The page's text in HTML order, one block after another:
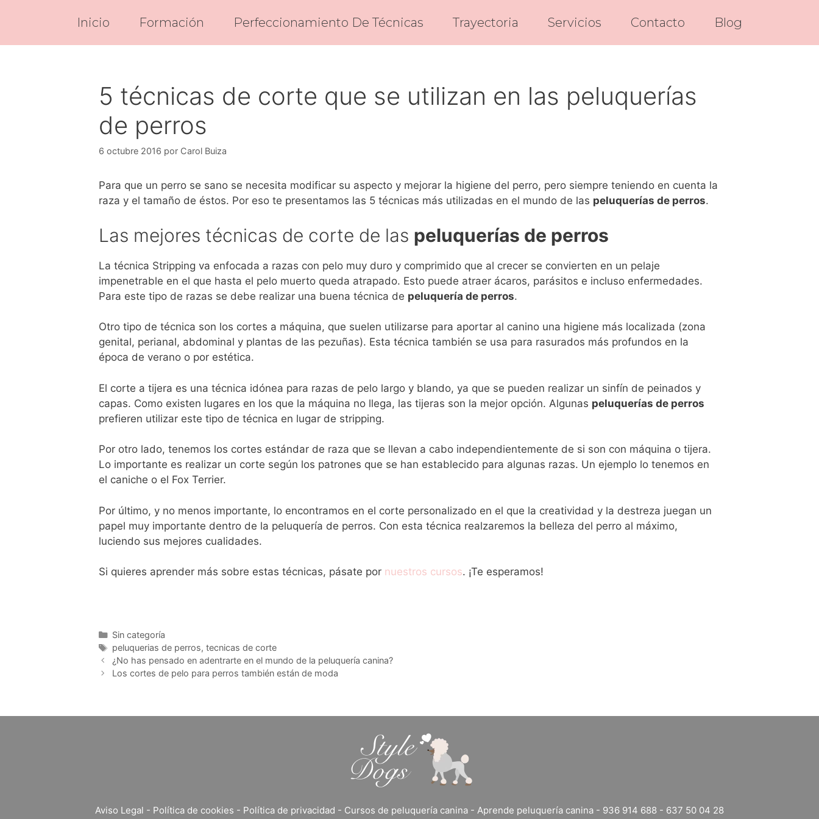
Inicio Formación Perfeccionamiento De Técnicas Trayectoria Servicios Contacto Blog
5 técnicas de corte que se utilizan en las peluquerías
de perros
6 octubre 2016 por Carol Buiza
Para que un perro se sano se necesita modificar su aspecto y mejorar la higiene del perro, pero siempre teniendo en cuenta la
raza y el tamaño de éstos. Por eso te presentamos las 5 técnicas más utilizadas en el mundo de las peluquerías de perros.
Las mejores técnicas de corte de las peluquerías de perros
La técnica Stripping va enfocada a razas con pelo muy duro y comprimido que al crecer se convierten en un pelaje
impenetrable en el que hasta el pelo muerto queda atrapado. Esto puede atraer ácaros, parásitos e incluso enfermedades.
Para este tipo de razas se debe realizar una buena técnica de peluquería de perros.
Otro tipo de técnica son los cortes a máquina, que suelen utilizarse para aportar al canino una higiene más localizada (zona
genital, perianal, abdominal y plantas de las pezuñas). Esta técnica también se usa para rasurados más profundos en la
época de verano o por estética.
El corte a tijera es una técnica idónea para razas de pelo largo y blando, ya que se pueden realizar un sinfín de peinados y
capas. Como existen lugares en los que la máquina no llega, las tijeras son la mejor opción. Algunas peluquerías de perros
prefieren utilizar este tipo de técnica en lugar de stripping.
Por otro lado, tenemos los cortes estándar de raza que se llevan a cabo independientemente de si son con máquina o tijera.
Lo importante es realizar un corte según los patrones que se han establecido para algunas razas. Un ejemplo lo tenemos en
el caniche o el Fox Terrier.
Por último, y no menos importante, lo encontramos en el corte personalizado en el que la creatividad y la destreza juegan un
papel muy importante dentro de la peluquería de perros. Con esta técnica realzaremos la belleza del perro al máximo,
luciendo sus mejores cualidades.
Si quieres aprender más sobre estas técnicas, pásate por nuestros cursos. ¡Te esperamos!
Categorías
Sin categoría
Etiquetas
peluquerias de perros, tecnicas de corte
¿No has pensado en adentrarte en el mundo de la peluquería canina?
Los cortes de pelo para perros también están de moda
Aviso Legal - Política de cookies - Política de privacidad - Cursos de peluquería canina - Aprende peluquería canina - 936 914 688 - 637 50 04 28